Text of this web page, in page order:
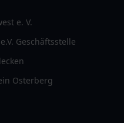
e. V.
Geschäftsstelle
Osterberg